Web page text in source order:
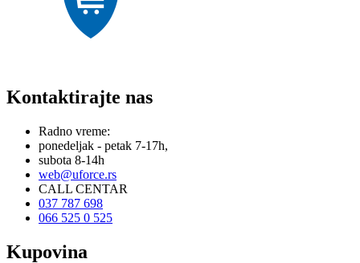
Kontaktirajte nas
Radno vreme:
ponedeljak - petak 7-17h,
subota 8-14h
web@uforce.rs
CALL CENTAR
037 787 698
066 525 0 525
Kupovina